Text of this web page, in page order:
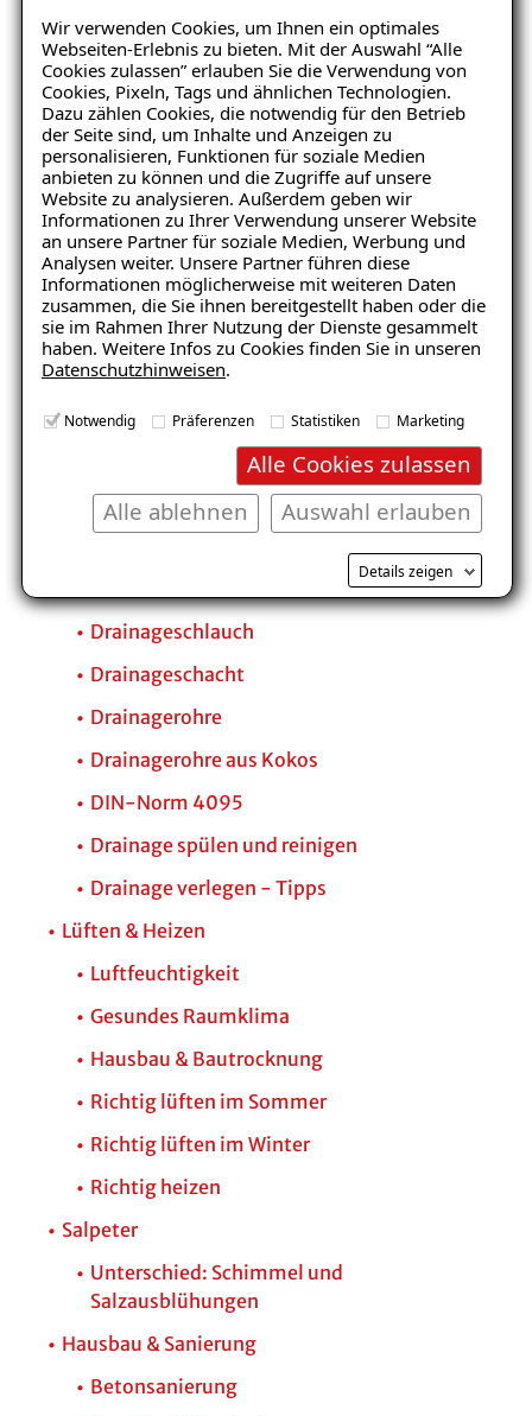
Wir verwenden Cookies, um Ihnen ein optimales
Webseiten-Erlebnis zu bieten. Mit der Auswahl “Alle
Cookies zulassen” erlauben Sie die Verwendung von
Cookies, Pixeln, Tags und ähnlichen Technologien.
Dazu zählen Cookies, die notwendig für den Betrieb
der Seite sind, um Inhalte und Anzeigen zu
personalisieren, Funktionen für soziale Medien
anbieten zu können und die Zugriffe auf unsere
Website zu analysieren. Außerdem geben wir
Informationen zu Ihrer Verwendung unserer Website
an unsere Partner für soziale Medien, Werbung und
Analysen weiter. Unsere Partner führen diese
Informationen möglicherweise mit weiteren Daten
zusammen, die Sie ihnen bereitgestellt haben oder die
sie im Rahmen Ihrer Nutzung der Dienste gesammelt
haben. Weitere Infos zu Cookies finden Sie in unseren
Datenschutzhinweisen.
Notwendig Präferenzen Statistiken Marketing
Alle Cookies zulassen
Auswahl erlauben
Alle ablehnen
Details zeigen
Balkonabdichtung nach der DIN-Norm 18531
Kosten für Balkonsanierung
Den Balkon richtig reinigen: 5 wichtige Tipps
Drainage
Drainage Haus
Drainage Garten
Drainage im Keller
Drainage für den Balkon
Drainage Kosten
Spülschacht
Revisionsschacht
Drainageschlauch
Drainageschacht
Drainagerohre
Drainagerohre aus Kokos
DIN-Norm 4095
Drainage spülen und reinigen
Drainage verlegen - Tipps
Lüften & Heizen
Luftfeuchtigkeit
Gesundes Raumklima
Hausbau & Bautrocknung
Richtig lüften im Sommer
Richtig lüften im Winter
Richtig heizen
Salpeter
Unterschied: Schimmel und
Salzausblühungen
Hausbau & Sanierung
Betonsanierung